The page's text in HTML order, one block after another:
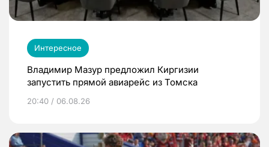
Интересное
Владимир Мазур предложил Киргизии
запустить прямой авиарейс из Томска
20:40 / 06.08.26